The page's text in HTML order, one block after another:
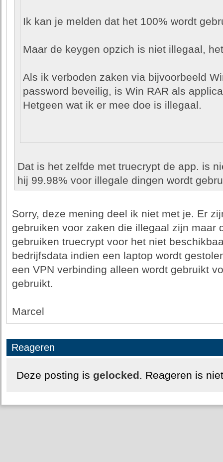
Ik kan je melden dat het 100% wordt
Maar de keygen opzich is niet illegaal,
Als ik verboden zaken via bijvoorbeeld
password beveilig, is Win RAR als
Hetgeen wat ik er mee doe is illegaal.
Dat is het zelfde met truecrypt de app. is
hij 99.98% voor illegale dingen wordt
Sorry, deze mening deel ik niet met je. Er
gebruiken voor zaken die illegaal zijn maar
gebruiken truecrypt voor het niet
bedrijfsdata indien een laptop wordt
een VPN verbinding alleen wordt gebruikt
gebruikt.
Marcel
Reageren
Deze posting is gelocked. Reageren is